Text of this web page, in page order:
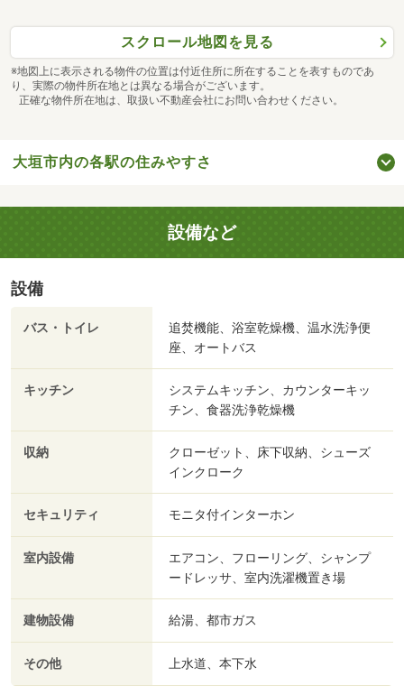
スクロール地図を見る
※地図上に表示される物件の位置は付近住所に所在することを表すものであ
り、実際の物件所在地とは異なる場合がございます。
正確な物件所在地は、取扱い不動産会社にお問い合わせください。
大垣市内の各駅の住みやすさ
設備など
設備
バス・トイレ
追焚機能、浴室乾燥機、温水洗浄便
座、オートバス
キッチン
システムキッチン、カウンターキッ
チン、食器洗浄乾燥機
収納
クローゼット、床下収納、シューズ
インクローク
セキュリティ モニタ付インターホン
室内設備
エアコン、フローリング、シャンプ
ードレッサ、室内洗濯機置き場
建物設備 給湯、都市ガス
その他 上水道、本下水